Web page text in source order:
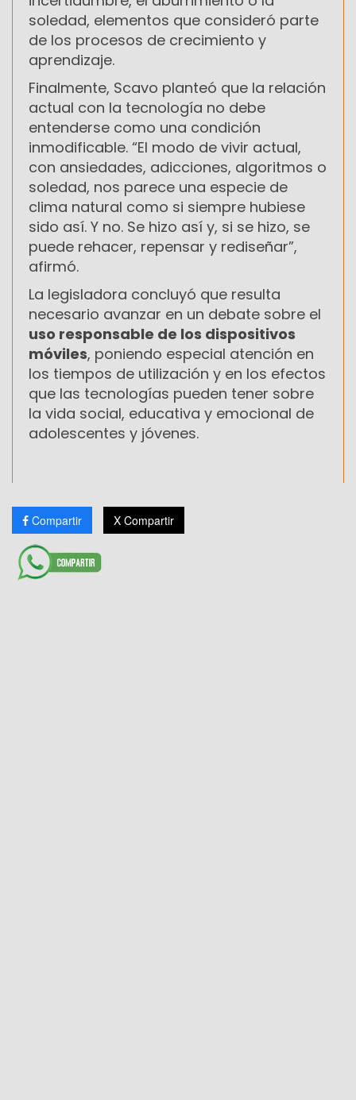
soledad, elementos que consideró parte
de los procesos de crecimiento y
aprendizaje.
Finalmente, Scavo planteó que la relación
actual con la tecnología no debe
entenderse como una condición
inmodificable. “El modo de vivir actual,
con ansiedades, adicciones, algoritmos o
soledad, nos parece una especie de
clima natural como si siempre hubiese
sido así. Y no. Se hizo así y, si se hizo, se
puede rehacer, repensar y rediseñar”,
afirmó.
La legisladora concluyó que resulta
necesario avanzar en un debate sobre el
uso responsable de los dispositivos
móviles, poniendo especial atención en
los tiempos de utilización y en los efectos
que las tecnologías pueden tener sobre
la vida social, educativa y emocional de
adolescentes y jóvenes.
Compartir X Compartir